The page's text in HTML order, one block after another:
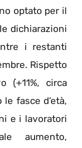
optato per il
dichiarazioni
i restanti
Rispetto
(+11%, circa
fasce d’età,
e i lavoratori
aumento,